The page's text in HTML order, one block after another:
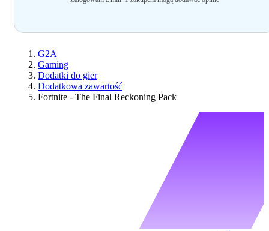
G2A
Gaming
Dodatki do gier
Dodatkowa zawartość
Fortnite - The Final Reckoning Pack